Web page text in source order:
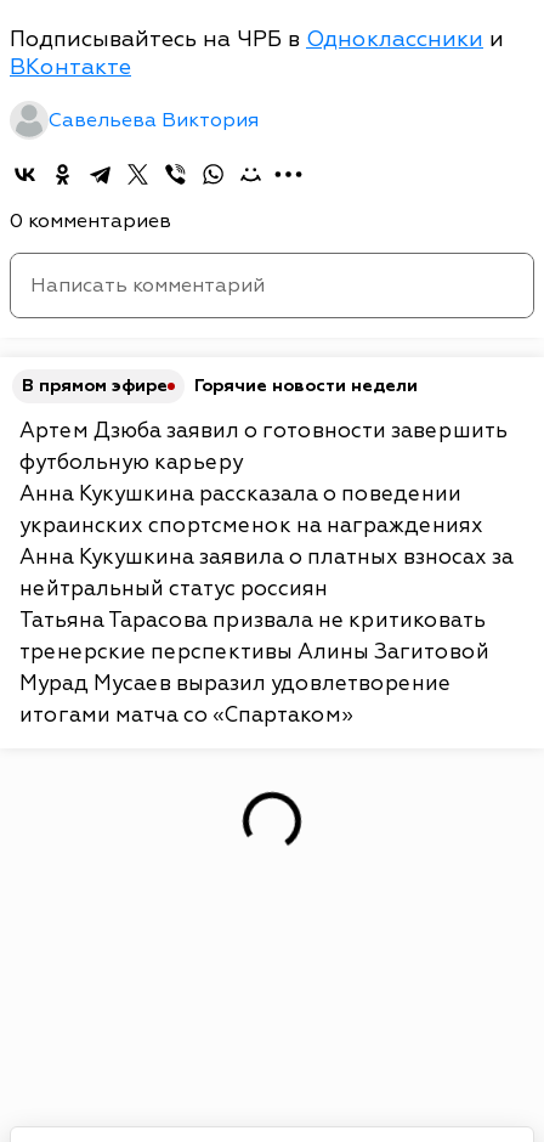
Подписывайтесь на ЧРБ в Одноклассники и
ВКонтакте
Савельева Виктория
0 комментариев
В прямом эфире Горячие новости недели
Артем Дзюба заявил о готовности завершить
футбольную карьеру
Анна Кукушкина рассказала о поведении
украинских спортсменок на награждениях
Анна Кукушкина заявила о платных взносах за
нейтральный статус россиян
Татьяна Тарасова призвала не критиковать
тренерские перспективы Алины Загитовой
Мурад Мусаев выразил удовлетворение
итогами матча со «Спартаком»